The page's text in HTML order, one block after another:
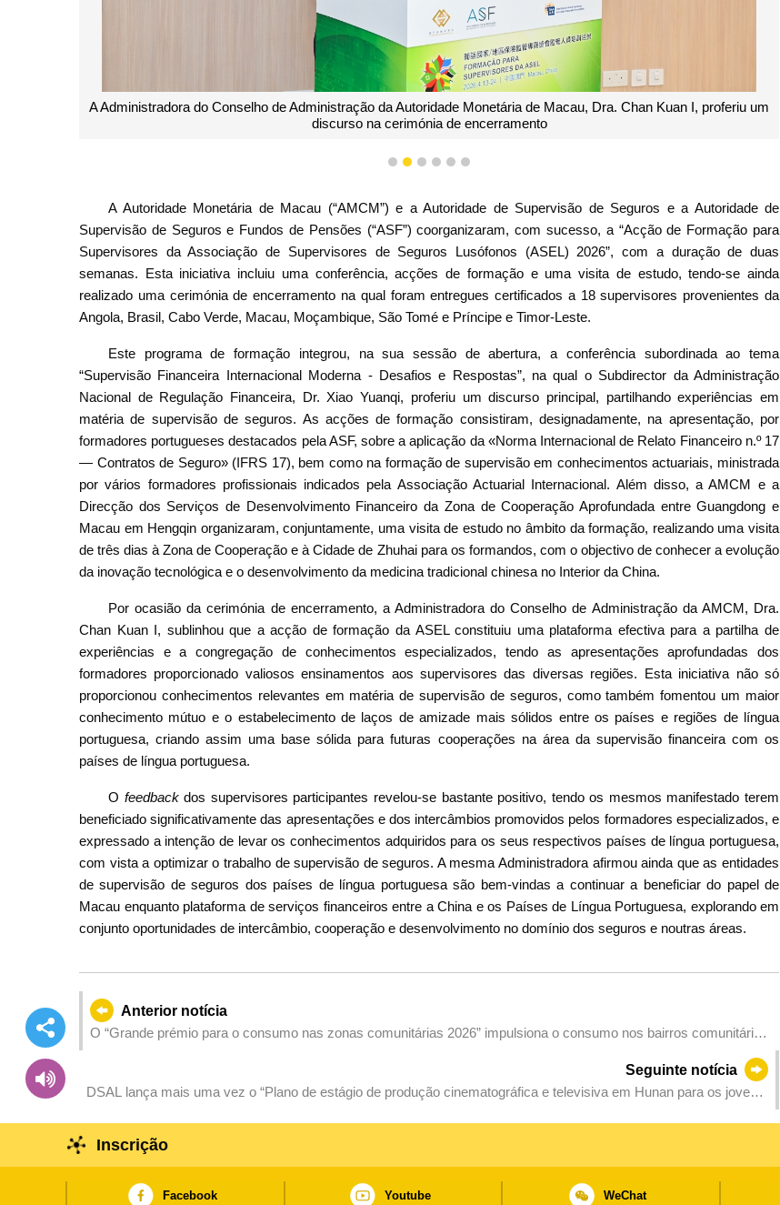
A Administradora do Conselho de Administração da Autoridade Monetária de Macau, Dra. Chan Kuan I, proferiu um
discurso na cerimónia de encerramento
1 2 3 4 5 6
A Autoridade Monetária de Macau (“AMCM”) e a Autoridade de Supervisão de Seguros e a Autoridade de
Supervisão de Seguros e Fundos de Pensões (“ASF”) coorganizaram, com sucesso, a “Acção de Formação para
Supervisores da Associação de Supervisores de Seguros Lusófonos (ASEL) 2026”, com a duração de duas
semanas. Esta iniciativa incluiu uma conferência, acções de formação e uma visita de estudo, tendo-se ainda
realizado uma cerimónia de encerramento na qual foram entregues certificados a 18 supervisores provenientes da
Angola, Brasil, Cabo Verde, Macau, Moçambique, São Tomé e Príncipe e Timor-Leste.
Este programa de formação integrou, na sua sessão de abertura, a conferência subordinada ao tema
“Supervisão Financeira Internacional Moderna - Desafios e Respostas”, na qual o Subdirector da Administração
Nacional de Regulação Financeira, Dr. Xiao Yuanqi, proferiu um discurso principal, partilhando experiências em
matéria de supervisão de seguros. As acções de formação consistiram, designadamente, na apresentação, por
formadores portugueses destacados pela ASF, sobre a aplicação da «Norma Internacional de Relato Financeiro n.º 17
— Contratos de Seguro» (IFRS 17), bem como na formação de supervisão em conhecimentos actuariais, ministrada
por vários formadores profissionais indicados pela Associação Actuarial Internacional. Além disso, a AMCM e a
Direcção dos Serviços de Desenvolvimento Financeiro da Zona de Cooperação Aprofundada entre Guangdong e
Macau em Hengqin organizaram, conjuntamente, uma visita de estudo no âmbito da formação, realizando uma visita
de três dias à Zona de Cooperação e à Cidade de Zhuhai para os formandos, com o objectivo de conhecer a evolução
da inovação tecnológica e o desenvolvimento da medicina tradicional chinesa no Interior da China.
Por ocasião da cerimónia de encerramento, a Administradora do Conselho de Administração da AMCM, Dra.
Chan Kuan I, sublinhou que a acção de formação da ASEL constituiu uma plataforma efectiva para a partilha de
experiências e a congregação de conhecimentos especializados, tendo as apresentações aprofundadas dos
formadores proporcionado valiosos ensinamentos aos supervisores das diversas regiões. Esta iniciativa não só
proporcionou conhecimentos relevantes em matéria de supervisão de seguros, como também fomentou um maior
conhecimento mútuo e o estabelecimento de laços de amizade mais sólidos entre os países e regiões de língua
portuguesa, criando assim uma base sólida para futuras cooperações na área da supervisão financeira com os
países de língua portuguesa.
O feedbackdos supervisores participantes revelou-se bastante positivo, tendo os mesmos manifestado terem
beneficiado significativamente das apresentações e dos intercâmbios promovidos pelos formadores especializados, e
expressado a intenção de levar os conhecimentos adquiridos para os seus respectivos países de língua portuguesa,
com vista a optimizar o trabalho de supervisão de seguros. A mesma Administradora afirmou ainda que as entidades
de supervisão de seguros dos países de língua portuguesa são bem-vindas a continuar a beneficiar do papel de
Macau enquanto plataforma de serviços financeiros entre a China e os Países de Língua Portuguesa, explorando em
conjunto oportunidades de intercâmbio, cooperação e desenvolvimento no domínio dos seguros e noutras áreas.
Anterior notícia
O “Grande prémio para o consumo nas zonas comunitárias 2026” impulsiona o consumo nos bairros comunitários,
Seguinte notícia
DSAL lança mais uma vez o “Plano de estágio de produção cinematográfica e televisiva em Hunan para os jovens
Inscrição
Facebook Youtube WeChat